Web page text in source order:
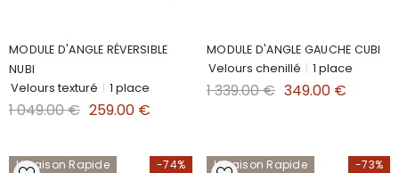
MODULE D'ANGLE RÉVERSIBLE
NUBI
Velours texturé | 1 place
1 049.00 € 259.00 €
MODULE D'ANGLE GAUCHE CUBI
Velours chenillé | 1 place
1 339.00 € 349.00 €
-74%
Livraison Rapide -73%
Livraison Rapide